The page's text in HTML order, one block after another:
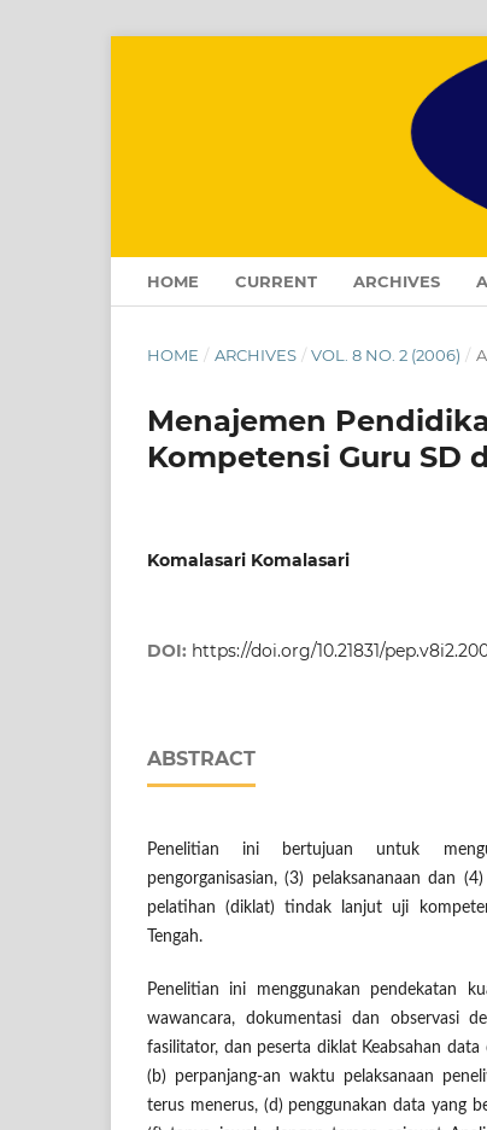
HOME CURRENT ARCHIVES
HOME / ARCHIVES / VOL. 8 NO. 2 (2006) /
Menajemen
Kompetensi Guru SD
Komalasari Komalasari
DOI: https://doi.org/10.21831/
ABSTRACT
Penelitian ini bertujuan untuk
pengorganisasian, (3) pelaksananaan dan
pelatihan (diklat) tindak lanjut uji
Tengah.
Penelitian ini menggunakan pendekatan
wawancara, dokumentasi dan observasi
fasilitator, dan peserta diklat Keabsahan
(b) perpanjang-an waktu pelaksanaan
terus menerus, (d) penggunakan data yang